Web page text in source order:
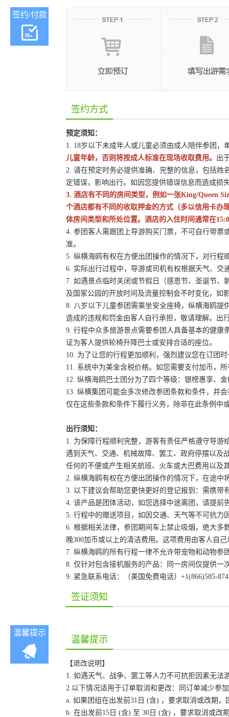
签约/付款
签约方式
预定须知：
1. 18岁以下未成年人或儿童必须由成人陪伴参团
儿童年龄，否则将按成人标准在现场收取费用。 出
2. 请在预定时务必提供准确、完整的信息，包括
定错误，影响出行。如因您提供错误信息而造成损
3. 酒店有不同的房间类型，例如一张King/Queen
个酒店都有不同的收取押金的方式（多以信用卡办
体房间类型和所处位置。酒店的入住时间通常在
4. 参团客人需跟团上导游购买门票，不可自行带票
准。
5. 纵横海鸥有权在方便出团操作的情况下，对行
6. 实际出行过程中，导游或司机有权根据天气、
7. 如遇景点临时关闭或节假日（感恩节、圣诞节
及国家公园的开放时间及流量控制会不时变化，如
8. 八岁以下儿童参团需乘坐安全座椅，纵横海鸥提
造成的违规和罚金由客人自行承担，敬请理解。出
9. 行程中众多旅游景点需要参团人具备基本的健
证为客人提供轮椅升降巴士或安排合适的座位。
10. 为了让您的行程更加顺利，强烈建议您在订团
11. 系统中为美金含税价格。如您需要支付加币，
12. 纵横海鸥巴士团分为了四个等级：银榜惠享、
13. 纵横集团可能会多次修改参团条款和条件，并
仅在这些条款和条件下履行义务，除非在此条例中
出行须知：
1. 为保障行程顺利完整，游客有责任严格遵守导
遇到天气、交通、机械故障、罢工、政府停摆以及
任何的不便或产生相关航班、火车或大巴费用以及
2. 纵横海鸥有权在方便出团操作的情况下，在途
3. 以下建议会帮助您更快更好的登记报到：需携
4. 该产品是团体活动，如您选择中途离团，请提
5. 行程中的赠送项目，如因交通、天气等不可抗
6. 根据相关法律，参团期间车上禁止吸烟，绝大
晚300加币或以上的清洁费用。这项费用由客人自
7. 纵横海鸥的所有行程一律不允许带宠物和动物参
8. 仅针对包含接机服务的产品：同一房间仅提供
9. 紧急联系电话：（美国免费电话）+1(866)585-
签证须知
温馨提示
温馨提示
【退改说明】
1. 如遇天气、战争、罢工等人力不可抗拒因素无
2.以下情况适用于订单取消和更改：同订单减少参
a. 如果团组在出发前31日 (含) ，要求取消或改期
b. 在出发前15日 (含) 至 30日 (含) ，要求取消或改